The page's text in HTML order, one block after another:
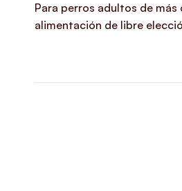
Para perros adultos de
alimentación de libre